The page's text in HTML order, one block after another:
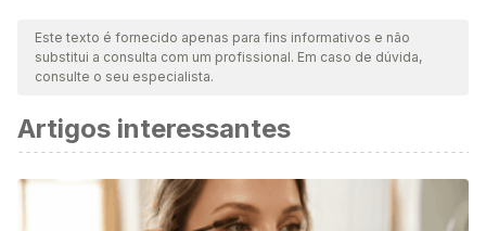
Este texto é fornecido apenas para fins informativos e não
substitui a consulta com um profissional. Em caso de dúvida,
consulte o seu especialista.
Artigos interessantes